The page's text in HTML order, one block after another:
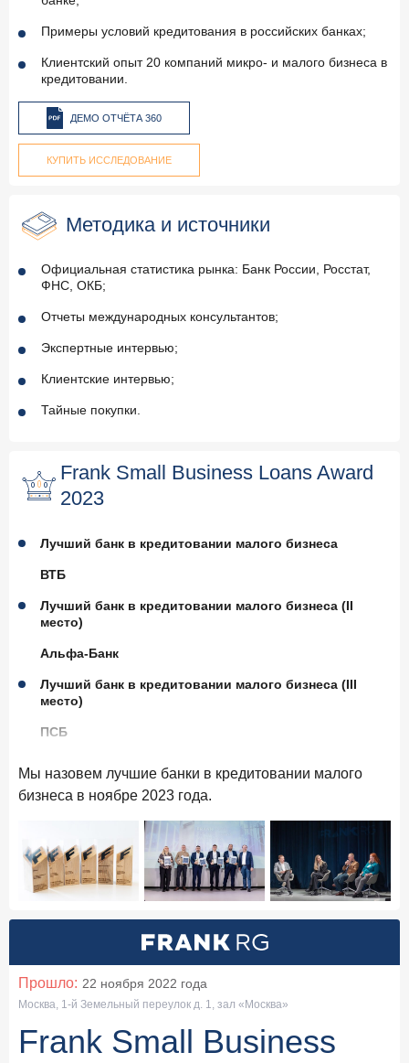
Примеры условий кредитования в российских банках;
Клиентский опыт 20 компаний микро- и малого бизнеса в
кредитовании.
ДЕМО ОТЧЁТА 360
КУПИТЬ ИССЛЕДОВАНИЕ
Методика и источники
Официальная статистика рынка: Банк России, Росстат,
ФНС, ОКБ;
Отчеты международных консультантов;
Экспертные интервью;
Клиентские интервью;
Тайные покупки.
Frank Small Business Loans Award
2023
Лучший банк в кредитовании малого бизнеса
ВТБ
Лучший банк в кредитовании малого бизнеса (II
место)
Альфа-Банк
Лучший банк в кредитовании малого бизнеса (III
место)
ПСБ
Банк Санкт-Петербург
Лучший клиентский путь в кредитовании малого
бизнеса
СберБанк
Лучший сервис в кредитовании малого бизнеса
Мы назовем лучшие банки в кредитовании малого
бизнеса в ноябре 2023 года.
Прошло: 22 ноября 2022 года
Москва, 1-й Земельный переулок д. 1, зал «Москва»
Frank Small Business